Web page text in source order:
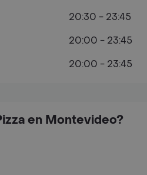
en Montevideo?
20:30 - 23:45
20:00 - 23:45
20:00 - 23:45